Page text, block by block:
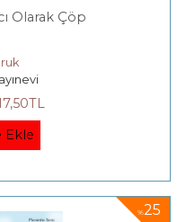
Olarak Çöp
,50TL
Ekle
%25